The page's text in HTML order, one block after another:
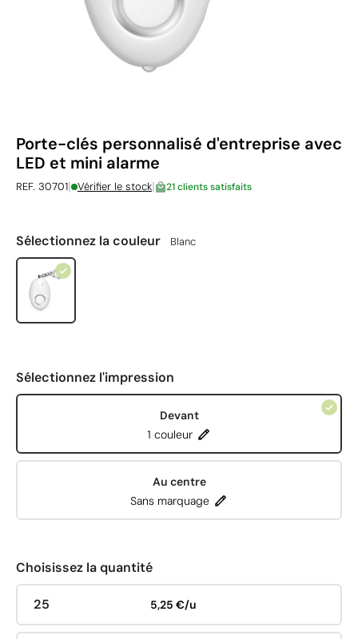
Porte-clés personnalisé d'entreprise avec
LED et mini alarme
REF. 30701| Vérifier le stock| 21 clients satisfaits
Sélectionnez la couleur Blanc
Sélectionnez l'impression
Devant
1 couleur
Au centre
Sans marquage
Choisissez la quantité
25 5,25 €/u